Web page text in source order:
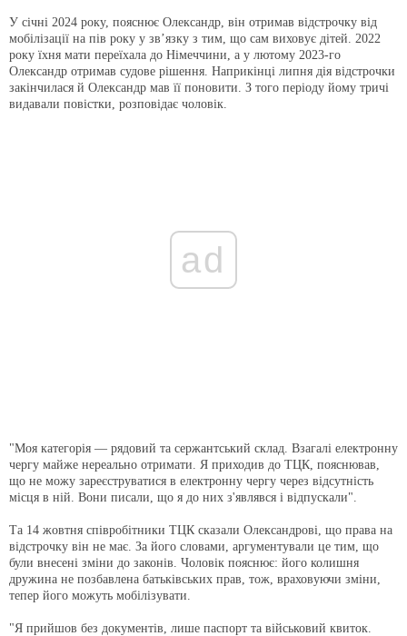
У січні 2024 року, пояснює Олександр, він отримав відстрочку від
мобілізації на пів року у зв’язку з тим, що сам виховує дітей. 2022
року їхня мати переїхала до Німеччини, а у лютому 2023-го
Олександр отримав судове рішення. Наприкінці липня дія відстрочки
закінчилася й Олександр мав її поновити. З того періоду йому тричі
видавали повістки, розповідає чоловік.
ad
"Моя категорія — рядовий та сержантський склад. Взагалі електронну
чергу майже нереально отримати. Я приходив до ТЦК, пояснював,
що не можу зареєструватися в електронну чергу через відсутність
місця в ній. Вони писали, що я до них з'являвся і відпускали".
Та 14 жовтня співробітники ТЦК сказали Олександрові, що права на
відстрочку він не має. За його словами, аргументували це тим, що
були внесені зміни до законів. Чоловік пояснює: його колишня
дружина не позбавлена батьківських прав, тож, враховуючи зміни,
тепер його можуть мобілізувати.
"Я прийшов без документів, лише паспорт та військовий квиток.